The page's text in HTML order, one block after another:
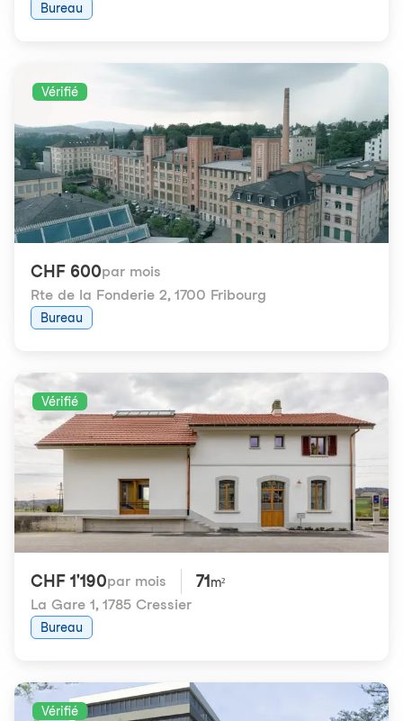
Bureau
Vérifié
CHF 600par mois
Rte de la Fonderie 2, 1700 Fribourg
Bureau
Vérifié
CHF 1'190par mois 71 m²
La Gare 1, 1785 Cressier
Bureau
Vérifié